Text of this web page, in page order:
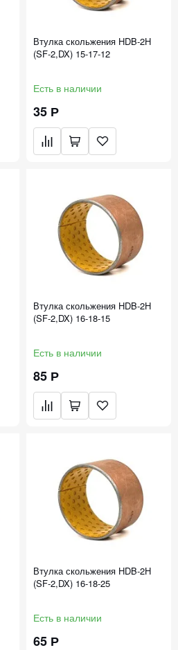
Втулка скольжения HDB-2H
(SF-2,DX) 15-17-12
Есть в наличии
35 Р
Втулка скольжения HDB-2H
(SF-2,DX) 16-18-15
Есть в наличии
85 Р
Втулка скольжения HDB-2H
(SF-2,DX) 16-18-25
Есть в наличии
65 Р